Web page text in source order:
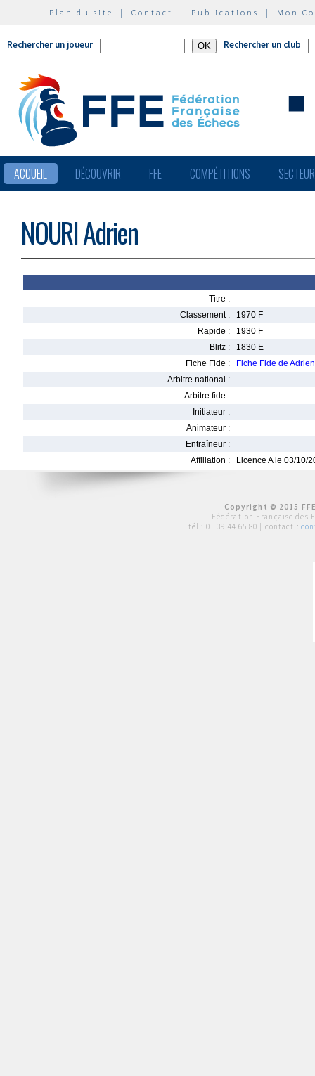
Plan du site | Contact | Publications | Mon
Rechercher un joueur Rechercher un club
ACCUEIL DÉCOUVRIR FFE COMPÉTITIONS
NOURI Adrien
Titre :
Classement :
1970 F
Rapide :
1930 F
Blitz :
1830 E
Fiche Fide :
Fiche Fide de
Arbitre national :
Arbitre fide :
Initiateur :
Animateur :
Entraîneur :
Affiliation :
Licence A le 03/10/
Copyright © 2015
Fédération Française des
tél : 01 39 44 65 80 | contact :